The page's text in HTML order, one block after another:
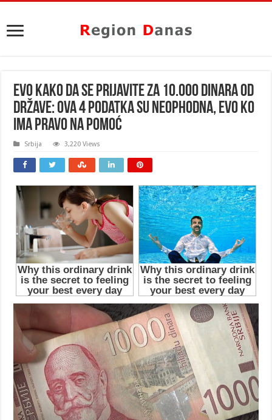
EVO KAKO DA SE PRIJAVITE ZA 10.000 DINARA OD
DRŽAVE: Ova 4 podatka su neophodna, evo KO
IMA PRAVO na pomoć
Srbija 3,220 Views